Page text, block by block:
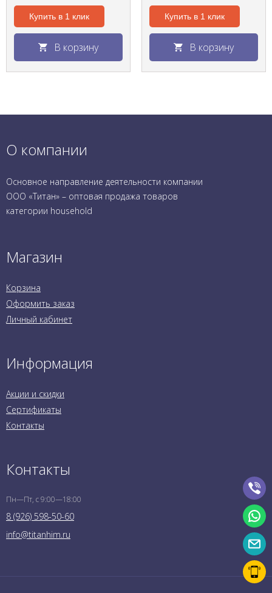
Купить в 1 клик
В корзину
Купить в 1 клик
В корзину
О компании
Основное направление деятельности компании
ООО «Титан» – оптовая продажа товаров
категории household
Магазин
Корзина
Оформить заказ
Личный кабинет
Информация
Акции и скидки
Сертификаты
Контакты
Контакты
Пн—Пт, с 9:00—18:00
8 (926) 598-50-60
info@titanhim.ru